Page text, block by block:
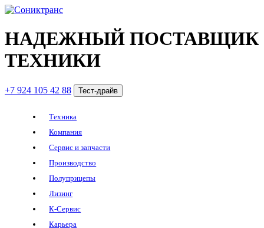
НАДЕЖНЫЙ ПОСТАВЩИК
ТЕХНИКИ
+7 924 105 42 88 Тест-драйв
Техника
Компания
Сервис и запчасти
Производство
Полуприцепы
Лизинг
К-Сервис
Карьера